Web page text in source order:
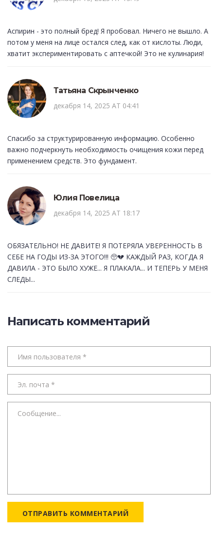
Аспирин - это полный бред! Я пробовал. Ничего не вышло. А
потом у меня на лице остался след, как от кислоты. Люди,
хватит экспериментировать с аптечкой! Это не кулинария!
Татьяна Скрынченко
декабря 14, 2025 AT 04:41
Спасибо за структурированную информацию. Особенно
важно подчеркнуть необходимость очищения кожи перед
применением средств. Это фундамент.
Юлия Повелица
декабря 14, 2025 AT 18:17
ОБЯЗАТЕЛЬНО! НЕ ДАВИТЕ! Я ПОТЕРЯЛА УВЕРЕННОСТЬ В
СЕБЕ НА ГОДЫ ИЗ-ЗА ЭТОГО!!! 🥺💔 КАЖДЫЙ РАЗ, КОГДА Я
ДАВИЛА - ЭТО БЫЛО ХУЖЕ... Я ПЛАКАЛА... И ТЕПЕРЬ У МЕНЯ
СЛЕДЫ...
Написать комментарий
ОТПРАВИТЬ КОММЕНТАРИЙ